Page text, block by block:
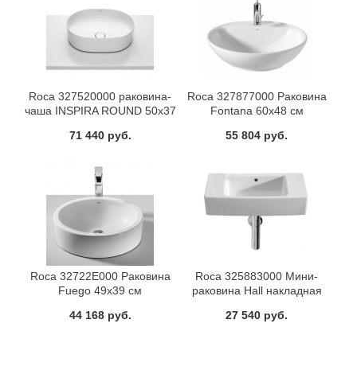
Roca 327520000 раковина-
чаша INSPIRA ROUND 50x37
71 440 руб.
Roca 327877000 Раковина
Fontana 60x48 см
55 804 руб.
Roca 32722E000 Раковина
Fuego 49x39 см
44 168 руб.
Roca 325883000 Мини-
раковина Hall накладная
27 540 руб.